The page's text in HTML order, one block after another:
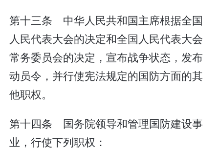
第十三条 中华人民共和国主席根据全国
人民代表大会的决定和全国人民代表大会
常务委员会的决定，宣布战争状态，发布
动员令，并行使宪法规定的国防方面的其
他职权。
第十四条 国务院领导和管理国防建设事
业，行使下列职权：